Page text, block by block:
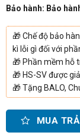
Bảo hành: Bảo
🎁Chế độ bảo
kì lỗi gì đối với
🎁 Phần mềm hỗ
🎁 HS-SV được
🎁Tặng BALO,
MUA